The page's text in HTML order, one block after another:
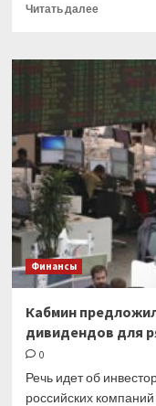
Читать далееПрочитать
как
Финансы
Кабмин
дивидендов для
0
Речь идет об
российских